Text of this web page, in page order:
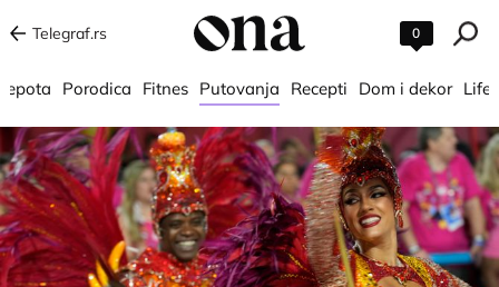
Telegraf.rs 0
Porodica Fitnes Putovanja Recepti Dom i dekor